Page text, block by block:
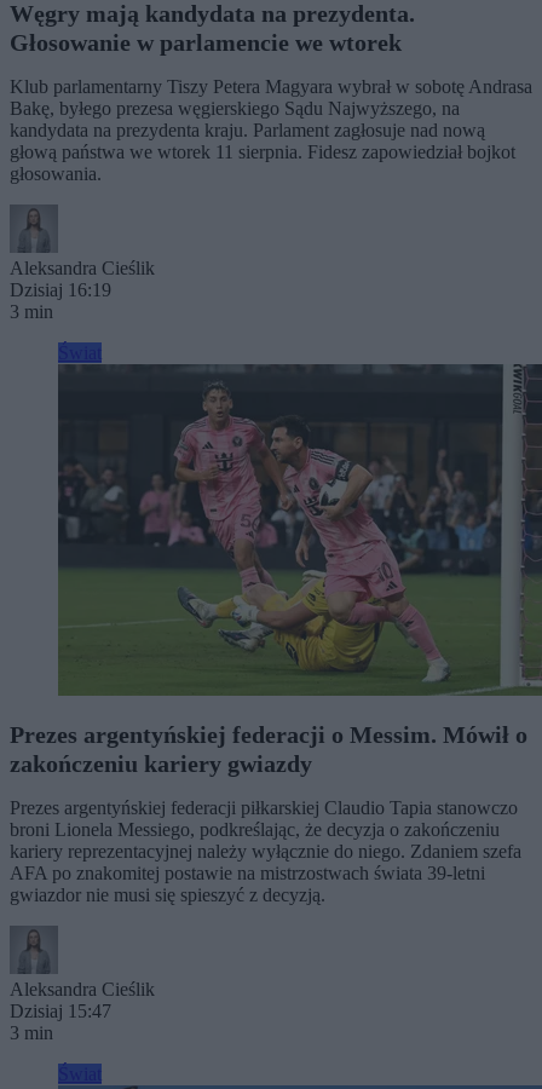
Węgry mają kandydata na prezydenta.
Głosowanie w parlamencie we wtorek
Klub parlamentarny Tiszy Petera Magyara wybrał w sobotę Andrasa
Bakę, byłego prezesa węgierskiego Sądu Najwyższego, na
kandydata na prezydenta kraju. Parlament zagłosuje nad nową
głową państwa we wtorek 11 sierpnia. Fidesz zapowiedział bojkot
głosowania.
Aleksandra Cieślik
Dzisiaj 16:19
3 min
Prezes argentyńskiej federacji o Messim. Mówił o
zakończeniu kariery gwiazdy
Prezes argentyńskiej federacji piłkarskiej Claudio Tapia stanowczo
broni Lionela Messiego, podkreślając, że decyzja o zakończeniu
kariery reprezentacyjnej należy wyłącznie do niego. Zdaniem szefa
AFA po znakomitej postawie na mistrzostwach świata 39-letni
gwiazdor nie musi się spieszyć z decyzją.
Aleksandra Cieślik
Dzisiaj 15:47
3 min